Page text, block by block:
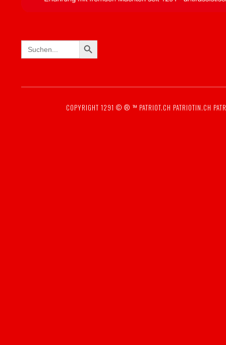
Search
for:
SEARCH BUTTON
COPYRIGHT 1291 © ® ™ PATRIOT.CH PATRIOTIN.CH